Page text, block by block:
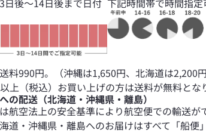
日後～14日後まで日付 下記時間帯で時間指定
料990円。（沖縄は1,650円、北海道は2,200円
上（税込）お買い上げの方は送料が無料とな
の配送（北海道・沖縄県・離島）
航空法上の安全基準により航空便での輸送が
道・沖縄県・離島へのお届けはすべて「船便